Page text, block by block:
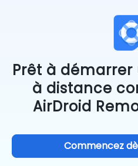
Prêt à
à distance
AirDroid
Commencez